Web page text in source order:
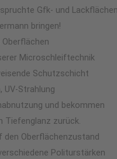
Gfk- und Lackflächen
bringen!️
Oberflächen
Microschleiftechnik
Schutzschicht
UV-Strahlung
und bekommen
Tiefenglanz zurück.
Oberflächenzustand
Politurstärken